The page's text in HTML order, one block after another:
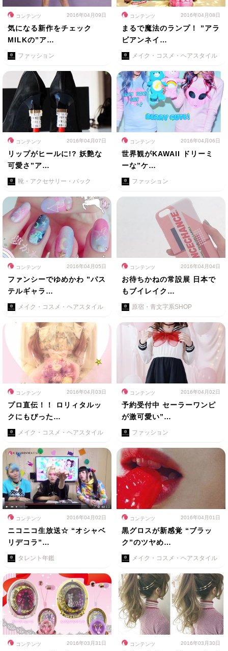
コンテンツ 2016年04月09日
気になる新作をチェック
MILKの”ア…
ファッション
コンテンツ 2016年04月08日
まるで魔法のランプ！ ”アラ
ビアンネイ…
メイク・コスメ・ヘアスタイル
コンテンツ 2016年04月07日
リップがヒールに!? 妖艶な
可愛さ”ア…
靴・アクセサリー・バック
コンテンツ 2016年04月06日
世界観がKAWAII ドリーミ
ーな”ケ…
ファッション
コンテンツ 2016年04月05日
ファンシーでゆめかわ ”パス
テルギャラ…
メイク・コスメ・ヘアスタイル
コンテンツ 2016年04月04日
お待ちかねの常設展 日本で
もブイレイク…
原宿・青文字系SHOP
コンテンツ 2016年04月03日
プロ直伝！！ ロリィタルッ
クにもぴった…
メイク・コスメ・ヘアスタイル
コンテンツ 2016年04月02日
予約受付中 セーラーワンピ
が激可愛い”…
ファッション
コンテンツ 2016年04月02日
ニコニコ生放送☆ “オシャベ
リデコラ”…
タレント年鑑
コンテンツ 2016年04月01日
黒グロスが新感覚 “ブラッ
ク”のツヤめ…
メイク・コスメ・ヘアスタイル
コンテンツ 2016年03月31日 コンテンツ 2016年03月30日